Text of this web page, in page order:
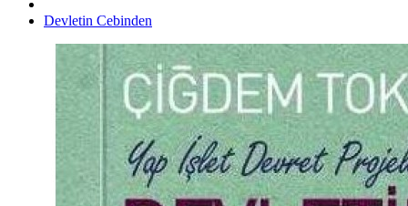
Devletin Cebinden